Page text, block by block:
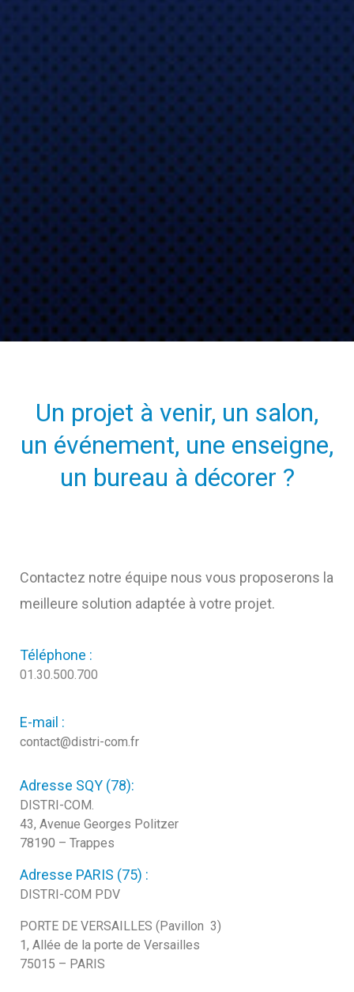
Un projet à venir, un salon,
un événement, une enseigne,
un bureau à décorer ?
Contactez notre équipe nous vous proposerons la
meilleure solution adaptée à votre projet.
Téléphone :
01.30.500.700
E-mail :
contact@distri-com.fr
Adresse SQY (78):
DISTRI-COM.
43, Avenue Georges Politzer
78190 – Trappes
Adresse PARIS (75) :
DISTRI-COM PDV
PORTE DE VERSAILLES (Pavillon 3)
1, Allée de la porte de Versailles
75015 – PARIS